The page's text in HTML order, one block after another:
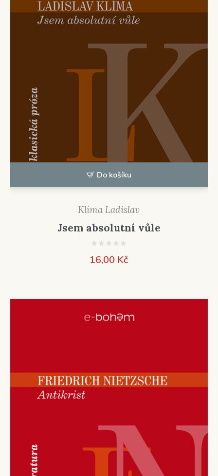
Do košíku
Klíma Ladislav
Jsem absolutní vůle
16,00 Kč